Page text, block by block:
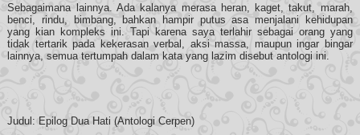
Sebagaimana lainnya. Ada kalanya merasa heran, kaget, takut, marah,
benci, rindu, bimbang, bahkan hampir putus asa menjalani kehidupan
yang kian kompleks ini. Tapi karena saya terlahir sebagai orang yang
tidak tertarik pada kekerasan verbal, aksi massa, maupun ingar bingar
lainnya, semua tertumpah dalam kata yang lazim disebut antologi ini.
Judul: Epilog Dua Hati (Antologi Cerpen)